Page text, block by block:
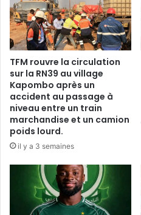
TFM rouvre la circulation
sur la RN39 au village
Kapombo après un
accident au passage à
niveau entre un train
marchandise et un camion
poids lourd.
il y a 3 semaines